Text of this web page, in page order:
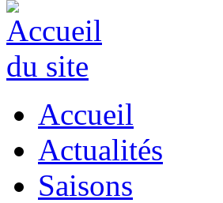
Accueil
Actualités
Saisons